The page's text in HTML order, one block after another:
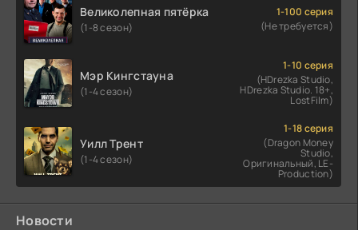
Великолепная пятёрка
(1-8 сезон)
1-100 серия
(Не требуется)
Мэр Кингстауна
(1-4 сезон)
1-10 серия
(HDrezka Studio,
HDrezka Studio. 18+,
LostFilm)
Уилл Трент
(1-4 сезон)
1-18 серия
(Dragon Money
Studio,
Оригинальный, LE-
Production)
Новости